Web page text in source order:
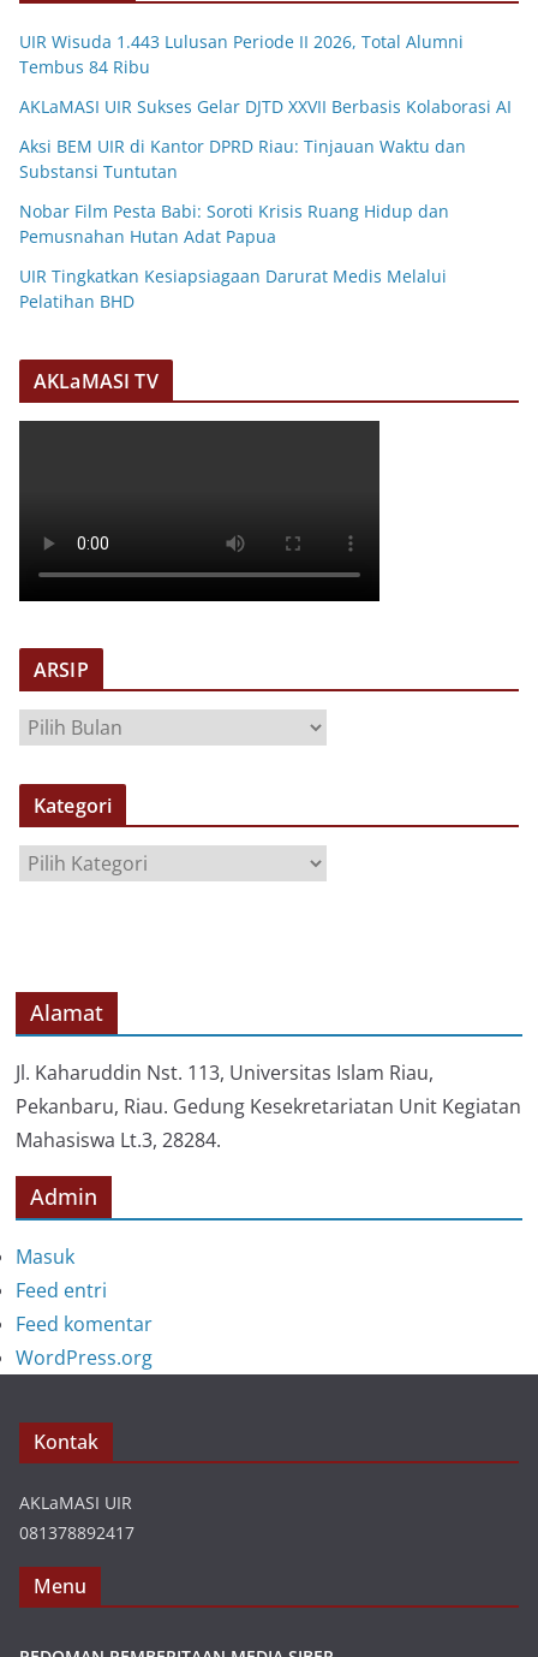
UIR Wisuda 1.443 Lulusan Periode II 2026, Total Alumni
Tembus 84 Ribu
AKLaMASI UIR Sukses Gelar DJTD XXVII Berbasis Kolaborasi AI
Aksi BEM UIR di Kantor DPRD Riau: Tinjauan Waktu dan
Substansi Tuntutan
Nobar Film Pesta Babi: Soroti Krisis Ruang Hidup dan
Pemusnahan Hutan Adat Papua
UIR Tingkatkan Kesiapsiagaan Darurat Medis Melalui
Pelatihan BHD
AKLaMASI TV
ARSIP
R
S
P
Kategori
a
r
i
Alamat
Jl. Kaharuddin Nst. 113, Universitas Islam Riau,
Pekanbaru, Riau. Gedung Kesekretariatan Unit Kegiatan
Mahasiswa Lt.3, 28284.
Admin
Masuk
Feed entri
Feed komentar
WordPress.org
Kontak
AKLaMASI UIR
081378892417
Menu